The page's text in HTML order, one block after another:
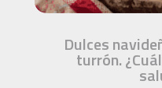
Dulces
turrón.